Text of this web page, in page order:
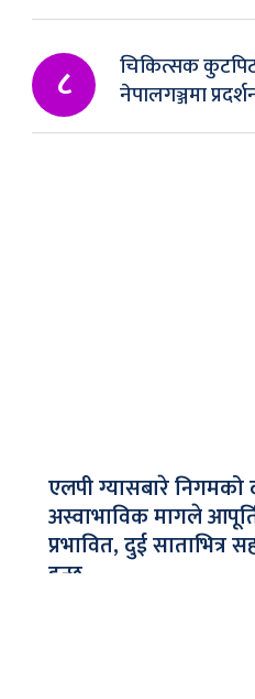
८
चिकित्सक
नेपालगञ्जमा
एलपी ग्यासबारे निगमको
अस्वाभाविक मागले
प्रभावित, दुई साताभित्र
हुन्छ